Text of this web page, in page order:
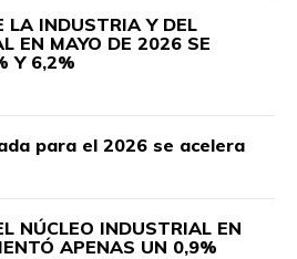
LA INDUSTRIA Y DEL
EN MAYO DE 2026 SE
Y 6,2%
para el 2026 se acelera
NÚCLEO INDUSTRIAL EN
APENAS UN 0,9%